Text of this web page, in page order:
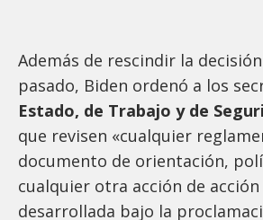
Además de rescindir la
pasado, Biden ordenó a los
Estado, de Trabajo y de
que revisen «cualquier
documento de orientación,
cualquier otra acción de
desarrollada bajo la